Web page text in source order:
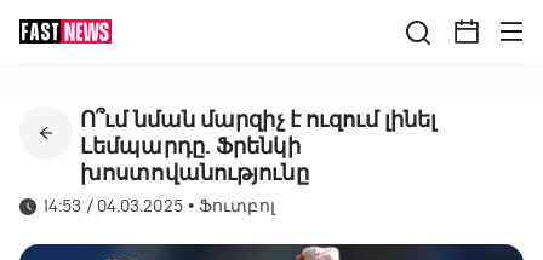
Ո՞ւմ նման մարզիչ է ուզում լինել
Լեմպարդը. Ֆրենկի
խոստովանությունը
14:53 / 04.03.2025 •Ֆուտբոլ